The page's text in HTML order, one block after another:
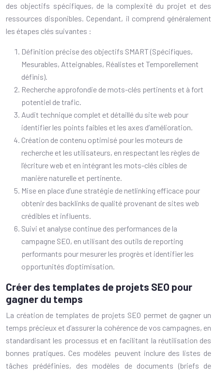
des objectifs spécifiques, de la complexité du projet et des
ressources disponibles. Cependant, il comprend généralement
les étapes clés suivantes :
Définition précise des objectifs SMART (Spécifiques,
Mesurables, Atteignables, Réalistes et Temporellement
définis).
Recherche approfondie de mots-clés pertinents et à fort
potentiel de trafic.
Audit technique complet et détaillé du site web pour
identifier les points faibles et les axes d’amélioration.
Création de contenu optimisé pour les moteurs de
recherche et les utilisateurs, en respectant les règles de
l’écriture web et en intégrant les mots-clés cibles de
manière naturelle et pertinente.
Mise en place d’une stratégie de netlinking efficace pour
obtenir des backlinks de qualité provenant de sites web
crédibles et influents.
Suivi et analyse continue des performances de la
campagne SEO, en utilisant des outils de reporting
performants pour mesurer les progrès et identifier les
opportunités d’optimisation.
Créer des templates de projets SEO pour
gagner du temps
La création de templates de projets SEO permet de gagner un
temps précieux et d’assurer la cohérence de vos campagnes, en
standardisant les processus et en facilitant la réutilisation des
bonnes pratiques. Ces modèles peuvent inclure des listes de
tâches prédéfinies, des modèles de documents (briefs de